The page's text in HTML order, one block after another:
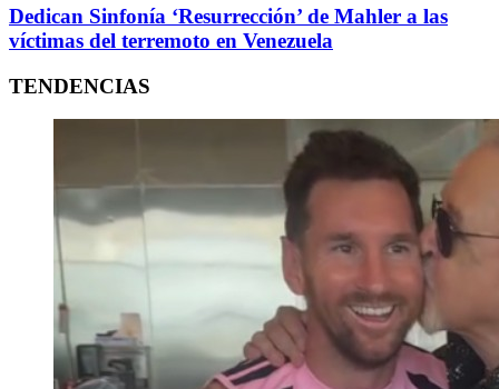
Dedican Sinfonía ‘Resurrección’ de Mahler a las
víctimas del terremoto en Venezuela
TENDENCIAS